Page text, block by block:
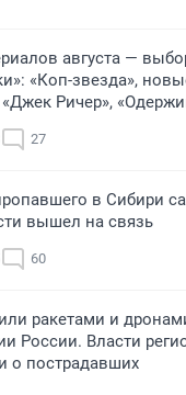
августа —
«Коп-звезда»,
Ричер»,
27
в Сибири
вышел на связь
60
ракетами и
России. Власти
о пострадавших